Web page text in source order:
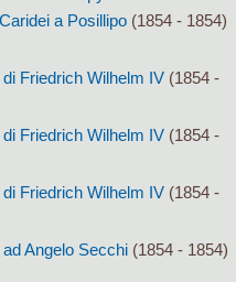
a Posillipo (1854 - 1854)
di Friedrich Wilhelm IV (1854 -
di Friedrich Wilhelm IV (1854 -
di Friedrich Wilhelm IV (1854 -
ad Angelo Secchi (1854 - 1854)